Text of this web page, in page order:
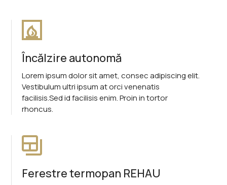
Încălzire autonomă
Lorem ipsum dolor sit amet, consec adipiscing elit.
Vestibulum ultri ipsum at orci venenatis
facilisis.Sed id facilisis enim. Proin in tortor
rhoncus.
Ferestre termopan REHAU